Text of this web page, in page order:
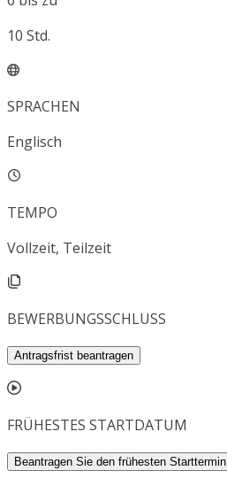
10 Std.
SPRACHEN
Englisch
TEMPO
Vollzeit, Teilzeit
BEWERBUNGSSCHLUSS
Antragsfrist beantragen
FRÜHESTES STARTDATUM
Beantragen Sie den frühesten Starttermin